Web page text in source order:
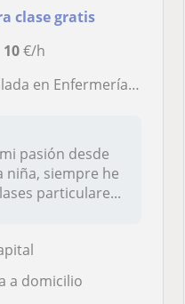
clase gratis
10€/h
para impartir clases de biología, fisiología, anatomía humana…
pasión desde
niña, siempre he
particulare...
a domicilio